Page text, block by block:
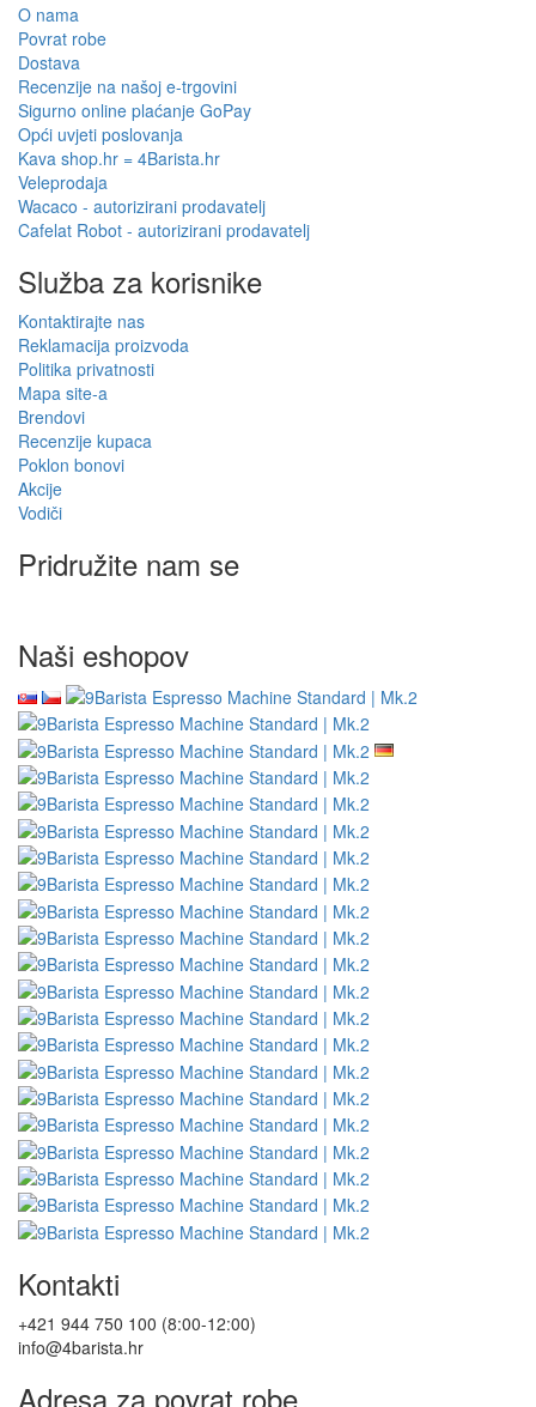
O nama
Povrat robe
Dostava
Recenzije na našoj e-trgovini
Sigurno online plaćanje GoPay
Opći uvjeti poslovanja
Kava shop.hr = 4Barista.hr
Veleprodaja
Wacaco - autorizirani prodavatelj
Cafelat Robot - autorizirani prodavatelj
Služba za korisnike
Kontaktirajte nas
Reklamacija proizvoda
Politika privatnosti
Mapa site-a
Brendovi
Recenzije kupaca
Poklon bonovi
Akcije
Vodiči
Pridružite nam se
Naši eshopov
Kontakti
+421 944 750 100 (8:00-12:00)
info@4barista.hr
Adresa za povrat robe